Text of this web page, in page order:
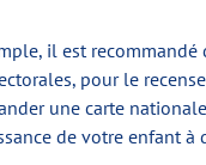
il est
pour le
une carte
de votre enfant